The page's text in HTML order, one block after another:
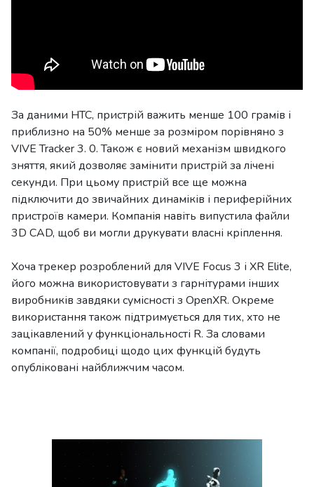
За даними HTC, пристрій важить менше 100 грамів і
приблизно на 50% менше за розміром порівняно з
VIVE Tracker 3. 0. Також є новий механізм швидкого
зняття, який дозволяє замінити пристрій за лічені
секунди. При цьому пристрій все ще можна
підключити до звичайних динаміків і периферійних
пристроїв камери. Компанія навіть випустила файли
3D CAD, щоб ви могли друкувати власні кріплення.
Хоча трекер розроблений для VIVE Focus 3 і XR Elite,
його можна використовувати з гарнітурами інших
виробників завдяки сумісності з OpenXR. Окреме
використання також підтримується для тих, хто не
зацікавлений у функціональності R. За словами
компанії, подробиці щодо цих функцій будуть
опубліковані найближчим часом.